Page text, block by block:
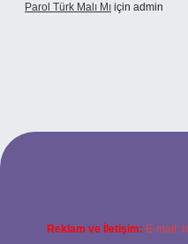
Parol Türk Malı Mı için admin
Reklam ve İletişim: E-mail: